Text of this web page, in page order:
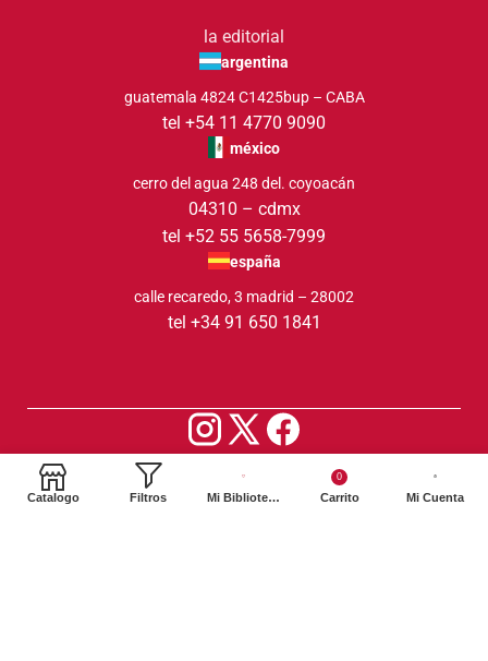
la editorial
argentina
guatemala 4824 C1425bup – CABA
tel +54 11 4770 9090
méxico
cerro del agua 248 del. coyoacán
04310 – cdmx
tel +52 55 5658-7999
españa
calle recaredo, 3 madrid – 28002
tel +34 91 650 1841
2024. Siglo XXI Editores Argentina ©️. Todos los derechos
Catalogo Filtros Mi Biblioteca
0
Carrito Mi Cuenta